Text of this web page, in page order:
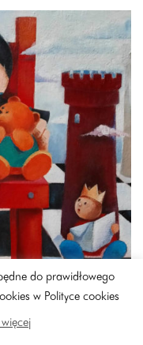
do prawidłowego
w Polityce cookies